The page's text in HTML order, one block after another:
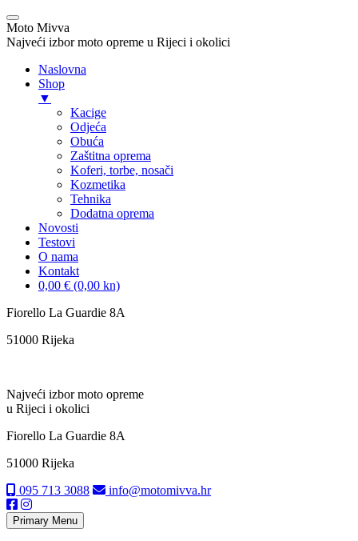
Moto Mivva
Najveći izbor moto opreme u Rijeci i okolici
Naslovna
Shop
▼
Kacige
Odjeća
Obuća
Zaštitna oprema
Koferi, torbe, nosači
Kozmetika
Tehnika
Dodatna oprema
Novosti
Testovi
O nama
Kontakt
0,00 € (0,00 kn)
Skip
content
Fiorello La Guardie 8A
51000 Rijeka
Najveći izbor moto opreme
u Rijeci i okolici
Fiorello La Guardie 8A
51000 Rijeka
095 713 3088
info@motomivva.hr
Primary Menu